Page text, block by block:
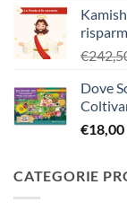
€
Dove
€18,00
CATEGORIE